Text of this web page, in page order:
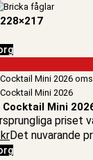
Mini
priset
krDet nuvarande